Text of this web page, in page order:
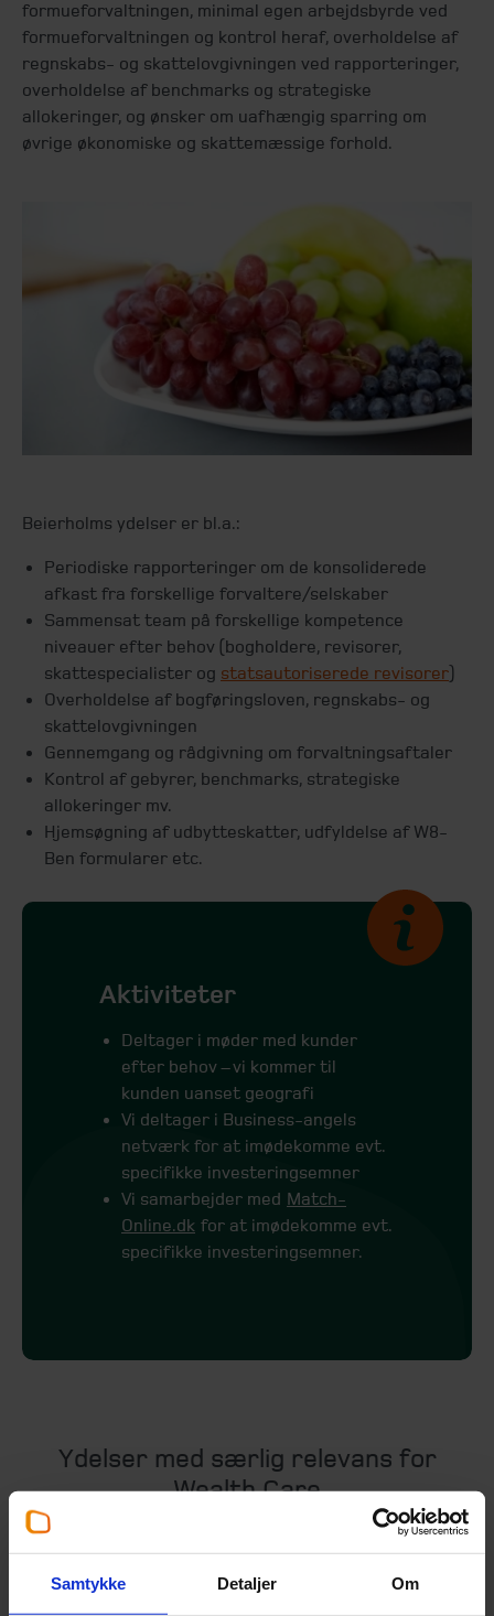
Samtykke Detaljer Om
formueforvaltningen, minimal egen arbejdsbyrde ved
formueforvaltningen og kontrol heraf, overholdelse af
regnskabs- og skattelovgivningen ved rapporteringer,
overholdelse af benchmarks og strategiske
allokeringer, og ønsker om uafhængig sparring om
øvrige økonomiske og skattemæssige forhold.
Beierholms ydelser er bl.a.:
Periodiske rapporteringer om de konsoliderede
afkast fra forskellige forvaltere/selskaber
Sammensat team på forskellige kompetence
niveauer efter behov (bogholdere, revisorer,
skattespecialister og statsautoriserede revisorer)
Overholdelse af bogføringsloven, regnskabs- og
skattelovgivningen
Gennemgang og rådgivning om forvaltningsaftaler
Kontrol af gebyrer, benchmarks, strategiske
allokeringer mv.
Hjemsøgning af udbytteskatter, udfyldelse af W8-
Ben formularer etc.
Aktiviteter
Deltager i møder med kunder
efter behov – vi kommer til
kunden uanset geografi
Vi deltager i Business-angels
netværk for at imødekomme evt.
specifikke investeringsemner
Vi samarbejder med Match-
Online.dk for at imødekomme evt.
specifikke investeringsemner.
Ydelser med særlig relevans for
Wealth Care
VORES
BESKRIVELSE FORDELE for dig